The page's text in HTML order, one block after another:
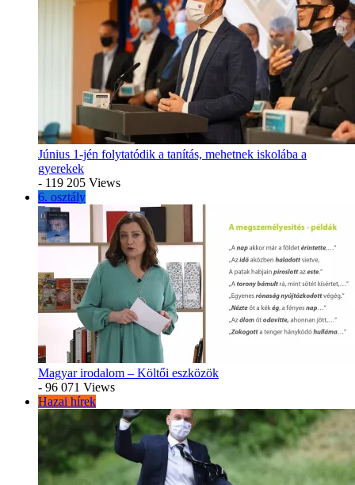
Június 1-jén folytatódik a tanítás, mehetnek iskolába a
gyerekek
- 119 205 Views
6. osztály
Magyar irodalom – Költői eszközök
- 96 071 Views
Hazai hírek